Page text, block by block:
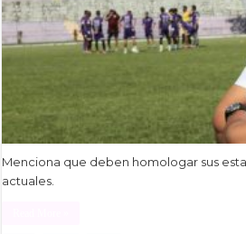
Menciona que deben homologar sus
actuales.